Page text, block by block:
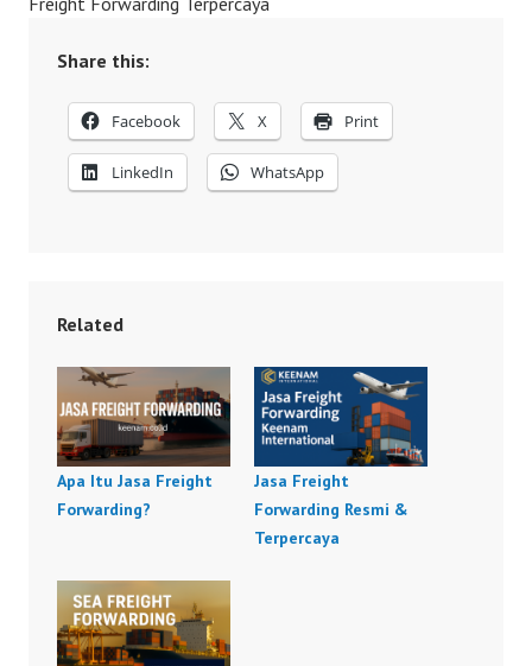
Share this:
Facebook X Print
LinkedIn WhatsApp
Related
Apa Itu Jasa Freight
Forwarding?
Jasa Freight
Forwarding Resmi &
Terpercaya